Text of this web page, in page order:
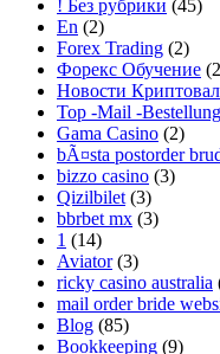
! Без рубрики (45)
En (2)
Forex Trading (2)
Форекс Обучение
Новости
Top -Mail -
Gama Casino (2)
bÃ¤sta postorder
bizzo casino (3)
Qizilbilet (3)
bbrbet mx (3)
1 (14)
Aviator(3)
ricky casino australia
mail order bride
Blog (85)
Bookkeeping (9)